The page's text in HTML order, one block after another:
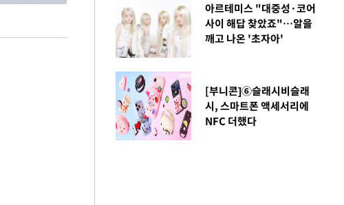
아르테미스 "대중성·코어
사이 해답 찾았죠"…알을
깨고 나온 '초자아'
[부니콘]⑥슬래시비슬래
시, 스마트폰 액세서리에
NFC 더했다